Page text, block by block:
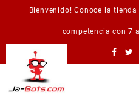
Bienvenido! Conoce la
competencia con 7